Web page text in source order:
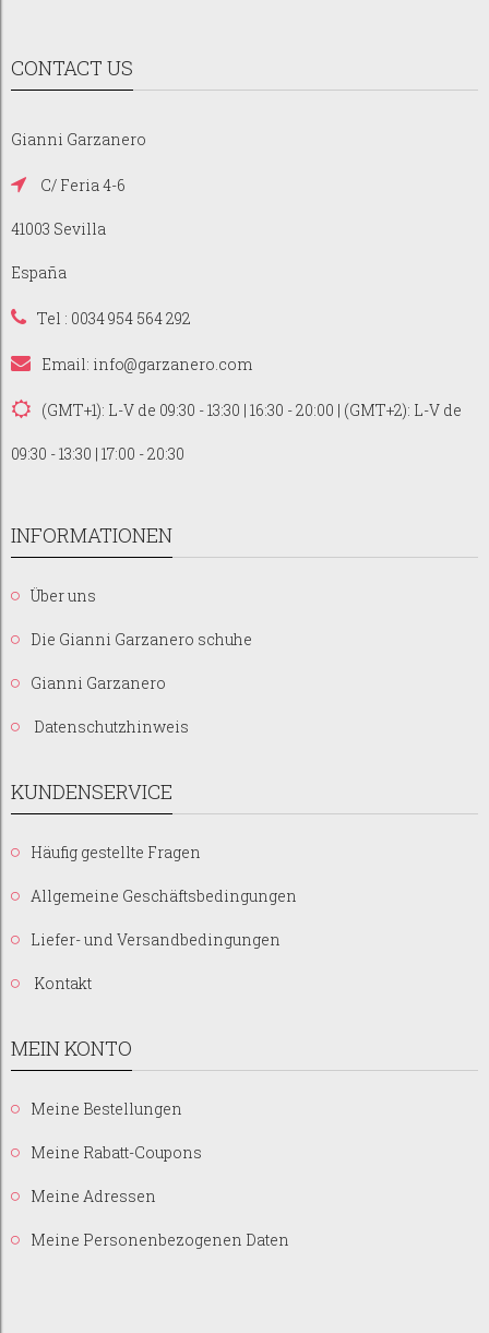
CONTACT US
Gianni Garzanero
C/ Feria 4-6
41003 Sevilla
España
Tel : 0034 954 564 292
Email: info@garzanero.com
(GMT+1): L-V de 09:30 - 13:30 | 16:30 - 20:00 | (GMT+2): L-V de
09:30 - 13:30 | 17:00 - 20:30
INFORMATIONEN
Über uns
Die Gianni Garzanero schuhe
Gianni Garzanero
Datenschutzhinweis
KUNDENSERVICE
Häufig gestellte Fragen
Allgemeine Geschäftsbedingungen
Liefer- und Versandbedingungen
Kontakt
MEIN KONTO
Meine Bestellungen
Meine Rabatt-Coupons
Meine Adressen
Meine Personenbezogenen Daten